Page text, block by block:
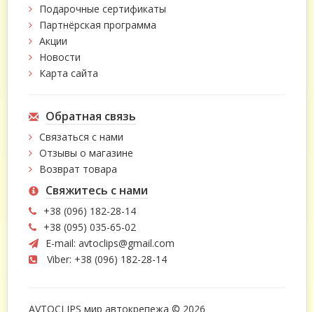
Подарочные сертификаты
Партнёрская программа
Акции
Новости
Карта сайта
Обратная связь
Связаться с нами
Отзывы о магазине
Возврат товара
Свяжитесь с нами
+38 (096) 182-28-14
+38 (095) 035-65-02
E-mail: avtoclips@gmail.com
Viber: +38 (096) 182-28-14
AVTOCLIPS мир автокрепежа © 2026